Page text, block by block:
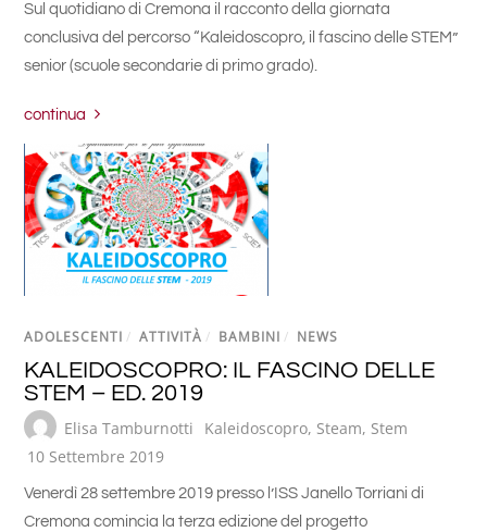
Sul quotidiano di Cremona il racconto della giornata
conclusiva del percorso “Kaleidoscopro, il fascino delle STEM”
senior (scuole secondarie di primo grado).
continua
ADOLESCENTI / ATTIVITÀ / BAMBINI / NEWS
KALEIDOSCOPRO: IL FASCINO DELLE
STEM – ED. 2019
Elisa Tamburnotti Kaleidoscopro, Steam, Stem
10 Settembre 2019
Venerdì 28 settembre 2019 presso l’ISS Janello Torriani di
Cremona comincia la terza edizione del progetto